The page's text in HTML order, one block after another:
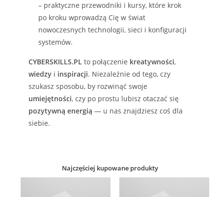
– praktyczne przewodniki i kursy, które krok
po kroku wprowadzą Cię w świat
nowoczesnych technologii, sieci i konfiguracji
systemów.
CYBERSKILLS.PL to połączenie kreatywności,
wiedzy i inspiracji. Niezależnie od tego, czy
szukasz sposobu, by rozwinąć swoje
umiejętności, czy po prostu lubisz otaczać się
pozytywną energią — u nas znajdziesz coś dla
siebie.
Najczęściej kupowane produkty